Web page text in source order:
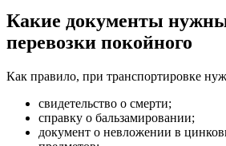
Какие документы
перевозки покойного
Как правило, при транспортировке
свидетельство о смерти;
справку о бальзамировании;
документ о невложении в